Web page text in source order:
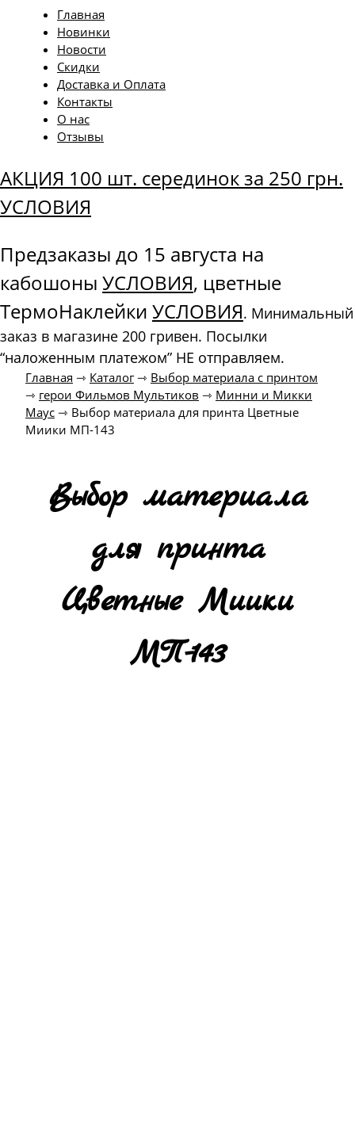
Главная
Новинки
Новости
Скидки
Доставка и Оплата
Контакты
О нас
Отзывы
АКЦИЯ 100 шт. серединок за 250 грн.
УСЛОВИЯ
Предзаказы до 15 августа на
кабошоны УСЛОВИЯ, цветные
ТермоНаклейки УСЛОВИЯ. Минимальный
заказ в магазине 200 гривен. Посылки
“наложенным платежом” НЕ отправляем.
Главная ⇾ Каталог⇾ Выбор материала с принтом
⇾ герои Фильмов Мультиков ⇾ Минни и Микки
Маус ⇾ Выбор материала для принта Цветные
Миики МП-143
Выбор материала
для принта
Цветные Миики
МП-143